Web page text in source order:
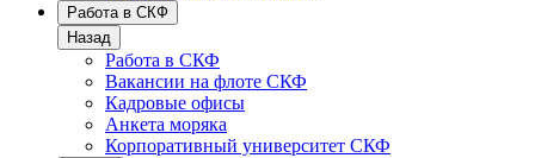
Работа в СКФ
Назад
Работа в СКФ
Вакансии на флоте СКФ
Кадровые офисы
Анкета моряка
Корпоративный университет СКФ